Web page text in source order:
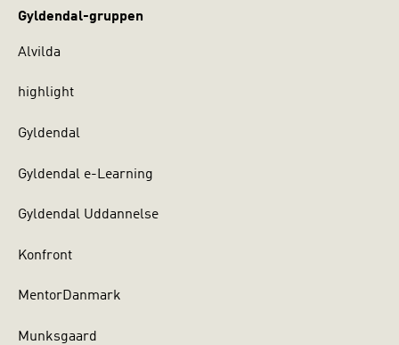
Gyldendal-gruppen
Alvilda
highlight
Gyldendal
Gyldendal e-Learning
Gyldendal Uddannelse
Konfront
MentorDanmark
Munksgaard